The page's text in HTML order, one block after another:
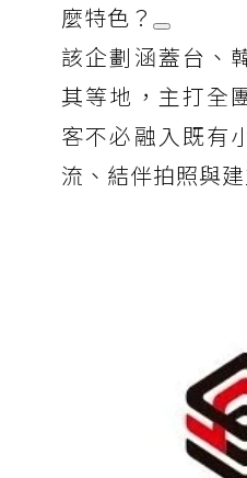
麼特色？
該企劃涵蓋台、
其等地，主打全
客不必融入既有
流、結伴拍照與